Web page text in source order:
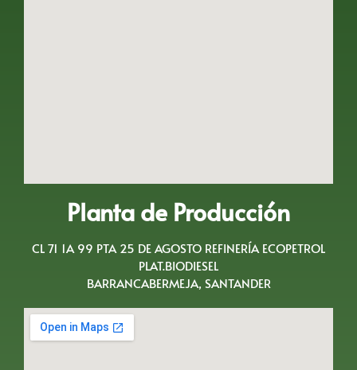
Planta de Producción
CL 71 1A 99 PTA 25 DE AGOSTO REFINERÍA ECOPETROL
PLAT.BIODIESEL
BARRANCABERMEJA, SANTANDER